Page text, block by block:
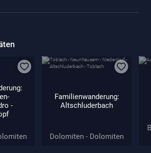
-
Familienwanderung:
Altschluderbach
Dolomiten - Dolomiten